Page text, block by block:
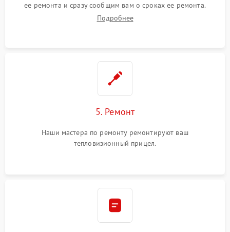
ее ремонта и сразу сообщим вам о сроках ее ремонта.
Подробнее
5. Ремонт
Наши мастера по ремонту ремонтируют ваш
тепловизионный прицел.